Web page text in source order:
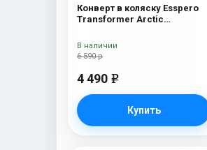
Конверт в коляску Esspero
Transformer Arctic
Navy
6 590 р
4 490 e
Купить
В наличии